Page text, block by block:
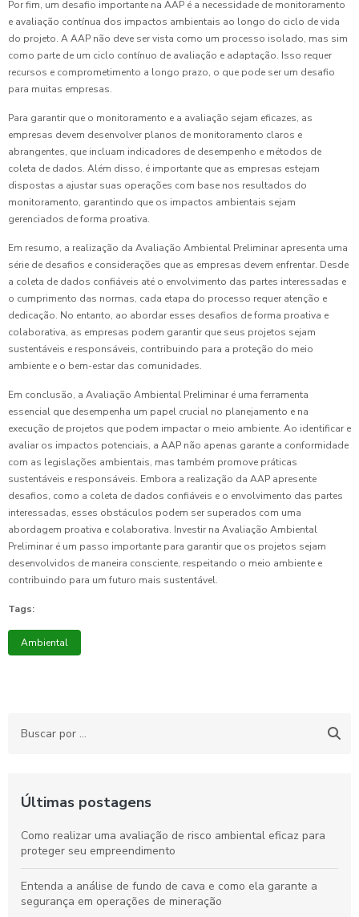
Por fim, um desafio importante na AAP é a necessidade de monitoramento
e avaliação contínua dos impactos ambientais ao longo do ciclo de vida
do projeto. A AAP não deve ser vista como um processo isolado, mas sim
como parte de um ciclo contínuo de avaliação e adaptação. Isso requer
recursos e comprometimento a longo prazo, o que pode ser um desafio
para muitas empresas.
Para garantir que o monitoramento e a avaliação sejam eficazes, as
empresas devem desenvolver planos de monitoramento claros e
abrangentes, que incluam indicadores de desempenho e métodos de
coleta de dados. Além disso, é importante que as empresas estejam
dispostas a ajustar suas operações com base nos resultados do
monitoramento, garantindo que os impactos ambientais sejam
gerenciados de forma proativa.
Em resumo, a realização da Avaliação Ambiental Preliminar apresenta uma
série de desafios e considerações que as empresas devem enfrentar. Desde
a coleta de dados confiáveis até o envolvimento das partes interessadas e
o cumprimento das normas, cada etapa do processo requer atenção e
dedicação. No entanto, ao abordar esses desafios de forma proativa e
colaborativa, as empresas podem garantir que seus projetos sejam
sustentáveis e responsáveis, contribuindo para a proteção do meio
ambiente e o bem-estar das comunidades.
Em conclusão, a Avaliação Ambiental Preliminar é uma ferramenta
essencial que desempenha um papel crucial no planejamento e na
execução de projetos que podem impactar o meio ambiente. Ao identificar e
avaliar os impactos potenciais, a AAP não apenas garante a conformidade
com as legislações ambientais, mas também promove práticas
sustentáveis e responsáveis. Embora a realização da AAP apresente
desafios, como a coleta de dados confiáveis e o envolvimento das partes
interessadas, esses obstáculos podem ser superados com uma
abordagem proativa e colaborativa. Investir na Avaliação Ambiental
Preliminar é um passo importante para garantir que os projetos sejam
desenvolvidos de maneira consciente, respeitando o meio ambiente e
contribuindo para um futuro mais sustentável.
Tags:
Ambiental
Últimas postagens
Como realizar uma avaliação de risco ambiental eficaz para
proteger seu empreendimento
Entenda a análise de fundo de cava e como ela garante a
segurança em operações de mineração